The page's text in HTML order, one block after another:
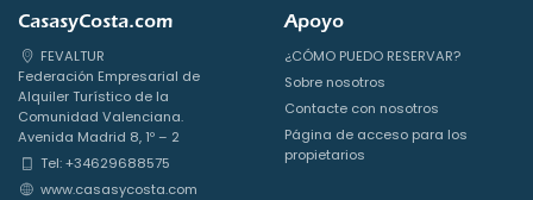
CasasyCosta.com
FEVALTUR
Federación Empresarial de
Alquiler Turístico de la
Comunidad Valenciana.
Avenida Madrid 8, 1º – 2
Tel: +34629688575
www.casasycosta.com
Apoyo
¿CÓMO PUEDO RESERVAR?
Sobre nosotros
Contacte con nosotros
Página de acceso para los
propietarios